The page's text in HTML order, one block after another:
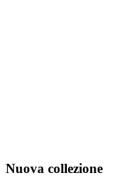
Nuova collezione